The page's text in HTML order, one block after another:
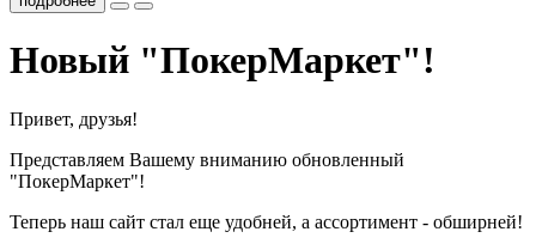
Новый "ПокерМаркет"!
Привет, друзья!
Представляем Вашему вниманию обновленный
"ПокерМаркет"!
Теперь наш сайт стал еще удобней, а ассортимент - обширней!